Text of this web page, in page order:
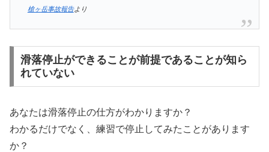
槍ヶ岳事故報告より
滑落停止ができることが前提であることが知ら
れていない
あなたは滑落停止の仕方がわかりますか？
わかるだけでなく、練習で停止してみたことがあります
か？